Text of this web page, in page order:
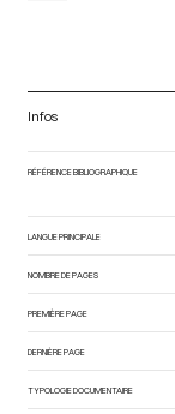
Infos
RÉFÉRENCE BIBLIOGRAPHIQUE
LANGUE PRINCIPALE
NOMBRE DE PAGES
PREMIÈRE PAGE
DERNIÈRE PAGE
TYPOLOGIE DOCUMENTAIRE